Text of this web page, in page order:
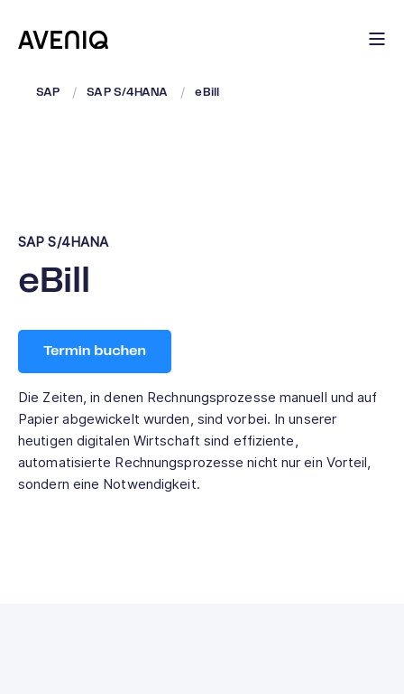
SAP SAP S/4HANA eBill
SAP S/4HANA
eBill
Die Zeiten, in denen Rechnungsprozesse manuell und auf
Papier abgewickelt wurden, sind vorbei. In unserer
heutigen digitalen Wirtschaft sind effiziente,
automatisierte Rechnungsprozesse nicht nur ein Vorteil,
sondern eine Notwendigkeit.